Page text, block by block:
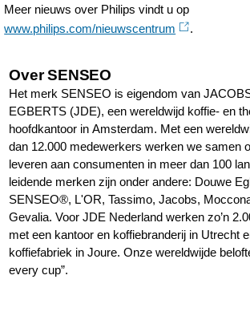
Meer nieuws over Philips vindt u op
www.philips.com/nieuwscentrum
.
Over SENSEO
Het merk SENSEO is eigendom van
EGBERTS (JDE), een wereldwijd koffie- en
hoofdkantoor in Amsterdam. Met een
dan 12.000 medewerkers werken we samen
leveren aan consumenten in meer dan 100
leidende merken zijn onder andere: Douwe
SENSEO®, L'OR, Tassimo, Jacobs,
Gevalia. Voor JDE Nederland werken zo’n
met een kantoor en koffiebranderij in Utrecht
koffiefabriek in Joure. Onze wereldwijde
every cup”.